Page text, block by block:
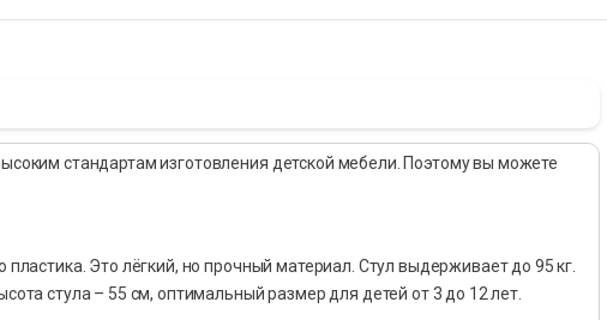
стандартам изготовления детской мебели. Поэтому вы можете
Это лёгкий, но прочный материал. Стул выдерживает до 95 кг.
стула – 55 см, оптимальный размер для детей от 3 до 12 лет.